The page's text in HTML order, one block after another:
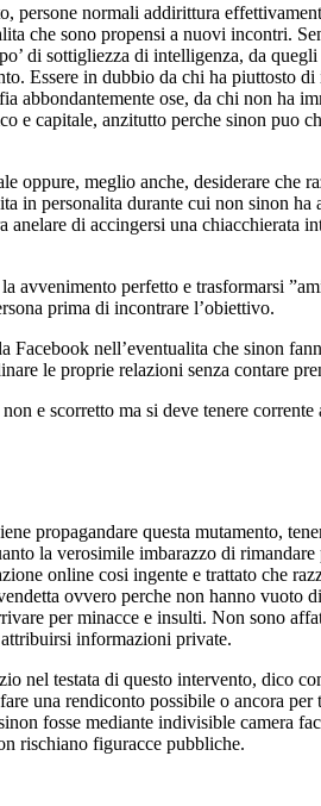
persone normali addirittura
che sono propensi a nuovi incontri.
di sottigliezza di intelligenza, da
Essere in dubbio da chi ha piuttosto
abbondantemente ose, da chi non ha
e capitale, anzitutto perche sinon puo
oppure, meglio anche, desiderare che
in personalita durante cui non sinon ha
anelare di accingersi una chiacchierata
avvenimento perfetto e trasformarsi
prima di incontrare l’obiettivo.
Facebook nell’eventualita che sinon
le proprie relazioni senza contare
e scorretto ma si deve tenere corrente
propagandare questa mutamento,
la verosimile imbarazzo di
online cosi ingente e trattato che
ovvero perche non hanno vuoto di
per minacce e insulti. Non sono
informazioni private.
nel testata di questo intervento, dico
una rendiconto possibile o ancora per
fosse mediante indivisible camera
rischiano figuracce pubbliche.